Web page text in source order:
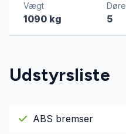
Vægt
1090 kg
Døre
5
Udstyrsliste
ABS bremser